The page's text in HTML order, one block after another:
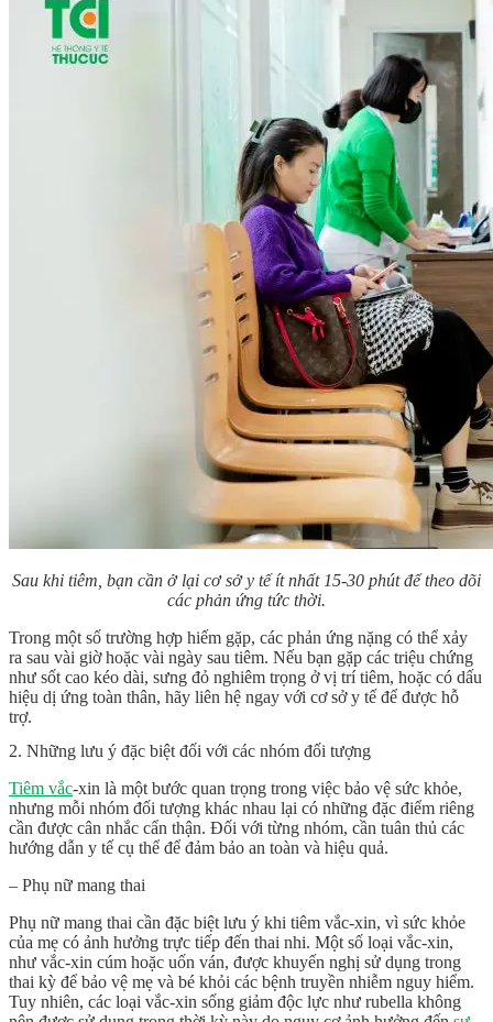
Sau khi tiêm, bạn cần ở lại cơ sở y tế ít nhất 15-30 phút để theo dõi
các phản ứng tức thời.
Trong một số trường hợp hiếm gặp, các phản ứng nặng có thể xảy
ra sau vài giờ hoặc vài ngày sau tiêm. Nếu bạn gặp các triệu chứng
như sốt cao kéo dài, sưng đỏ nghiêm trọng ở vị trí tiêm, hoặc có dấu
hiệu dị ứng toàn thân, hãy liên hệ ngay với cơ sở y tế để được hỗ
trợ.
2. Những lưu ý đặc biệt đối với các nhóm đối tượng
Tiêm vắc-xin là một bước quan trọng trong việc bảo vệ sức khỏe,
nhưng mỗi nhóm đối tượng khác nhau lại có những đặc điểm riêng
cần được cân nhắc cẩn thận. Đối với từng nhóm, cần tuân thủ các
hướng dẫn y tế cụ thể để đảm bảo an toàn và hiệu quả.
– Phụ nữ mang thai
Phụ nữ mang thai cần đặc biệt lưu ý khi tiêm vắc-xin, vì sức khỏe
của mẹ có ảnh hưởng trực tiếp đến thai nhi. Một số loại vắc-xin,
như vắc-xin cúm hoặc uốn ván, được khuyến nghị sử dụng trong
thai kỳ để bảo vệ mẹ và bé khỏi các bệnh truyền nhiễm nguy hiểm.
Tuy nhiên, các loại vắc-xin sống giảm độc lực như rubella không